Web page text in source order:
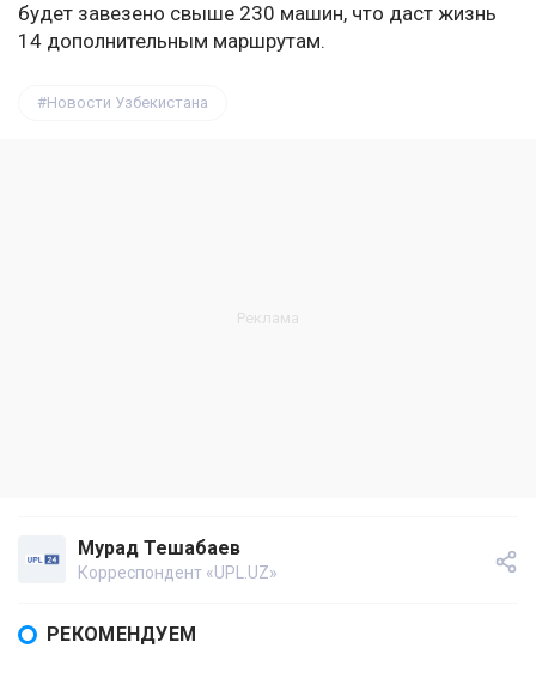
будет завезено свыше 230 машин, что даст жизнь
14 дополнительным маршрутам.
Новости Узбекистана
Мурад Тешабаев
Корреспондент «UPL.UZ»
РЕКОМЕНДУЕМ